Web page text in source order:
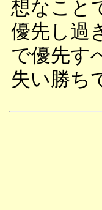
想なこと
優先し過
で優先す
失い勝ち